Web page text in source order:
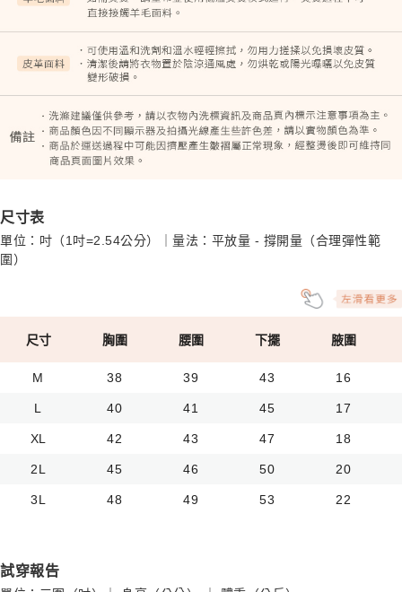
尺寸表
單位：吋（1吋=2.54公分）｜量法：平放量 - 撐開量（合理彈性範
圍）
尺寸 胸圍 腰圍 下擺 腋圍
M 38 39 43 16
L 40 41 45 17
XL 42 43 47 18
2L 45 46 50 20
3L 48 49 53 22
試穿報告